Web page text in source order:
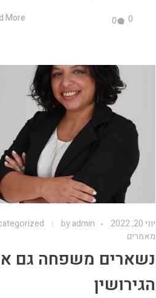
More 0
0
יוני 20, 2022 byadmin
מאמרים
נשארים משפחה גם
הגירושין